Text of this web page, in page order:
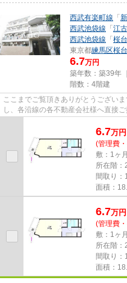
西武有楽町線 「
西武池袋線 「 江
西武池袋線 「 桜台
東京都練馬区桜台
6.7万円
築年数：築39年
階数：4階建
ここまでご覧頂きありがとうござい
し、各沿線の各不動産会社様へ直接
6.7万円
(管理費
敷：1ヶ
所在階：
間取り：
面積：
6.7万円
(管理費
敷：1ヶ
所在階：
間取り：
面積：